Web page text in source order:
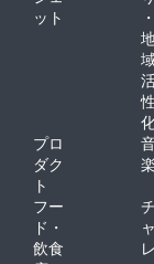
ット
・
性
プロ
ダク
ト
楽
フー
ド・
飲食
チ
ャ
レ